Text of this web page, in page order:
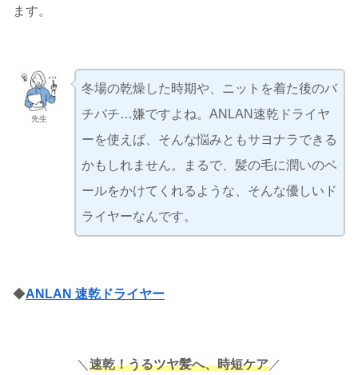
ます。
先生
冬場の乾燥した時期や、ニットを着た後のバ
チバチ…嫌ですよね。ANLAN速乾ドライヤ
ーを使えば、そんな悩みともサヨナラできる
かもしれません。まるで、髪の毛に潤いのベ
ールをかけてくれるような、そんな優しいド
ライヤーなんです。
◆ANLAN 速乾ドライヤー
＼ 速乾！うるツヤ髪へ、時短ケア ／